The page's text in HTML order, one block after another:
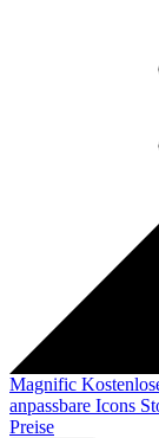
Magnific
anpassbare Icons
Preise